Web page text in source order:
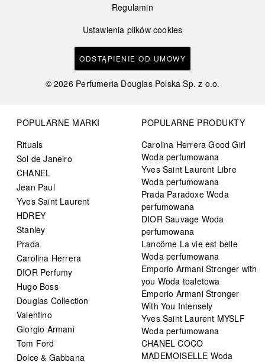
Regulamin
Ustawienia plików cookies
ODSTĄPIENIE OD UMOWY
©2026 Perfumeria Douglas Polska Sp. z o.o.
POPULARNE MARKI
Rituals
Sol de Janeiro
CHANEL
Jean Paul
Yves Saint Laurent
HDREY
Stanley
Prada
Carolina Herrera
DIOR Perfumy
Hugo Boss
Douglas Collection
Valentino
Giorgio Armani
Tom Ford
Dolce & Gabbana
POPULARNE PRODUKTY
Carolina Herrera Good Girl
Woda perfumowana
Yves Saint Laurent Libre
Woda perfumowana
Prada Paradoxe Woda
perfumowana
DIOR Sauvage Woda
perfumowana
Lancôme La vie est belle
Woda perfumowana
Emporio Armani Stronger with
you Woda toaletowa
Emporio Armani Stronger
With You Intensely
Yves Saint Laurent MYSLF
Woda perfumowana
CHANEL COCO
MADEMOISELLE Woda